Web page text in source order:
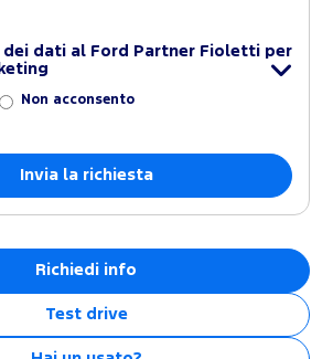
dei dati al Ford Partner Fioletti per
Non acconsento
Richiedi info
Test drive